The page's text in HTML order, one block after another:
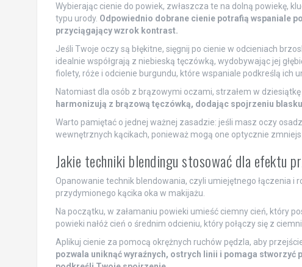
Wybierając cienie do powiek, zwłaszcza te na dolną powiekę,
typu urody. Odpowiednio dobrane cienie potrafią wspaniale
przyciągający wzrok kontrast.
Jeśli Twoje oczy są błękitne, sięgnij po cienie w odcieniach
idealnie współgrają z niebieską tęczówką, wydobywając jej
fiolety, róże i odcienie burgundu, które wspaniale podkreślą ich
Natomiast dla osób z brązowymi oczami, strzałem w dziesiątkę
harmonizują z brązową tęczówką, dodając spojrzeniu
Warto pamiętać o jednej ważnej zasadzie: jeśli masz oczy
wewnętrznych kącikach, ponieważ mogą one optycznie
Jakie techniki blendingu stosować dla efektu
Opanowanie technik blendowania, czyli umiejętnego łączenia
przydymionego kącika oka w makijażu.
Na początku, w załamaniu powieki umieść ciemny cień, który
powieki nałóż cień o średnim odcieniu, który połączy się z
Aplikuj cienie za pomocą okrężnych ruchów pędzla, aby
pozwala uniknąć wyraźnych, ostrych linii i pomaga stworzyć